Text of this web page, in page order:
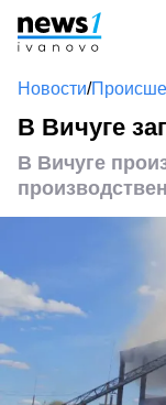
Новости/
В Вичуге
В Вичуге